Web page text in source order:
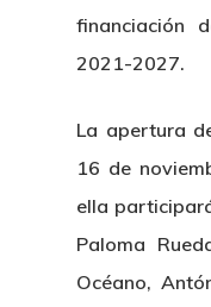
financiación
2021-2027.
La apertura
16 de
ella
Paloma
Océano,